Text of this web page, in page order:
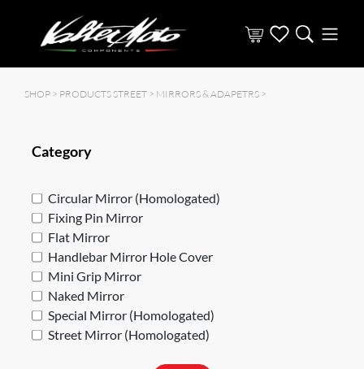
SHOP > PRODUCTS STREET > MIRRORS & ADAPETRS >
Category
Circular Mirror (Homologated)
Fixing Pin Mirror
Flat Mirror
Handlebar Mirror Hole Cover
Mini Grip Mirror
Naked Mirror
Special Mirror (Homologated)
Street Mirror (Homologated)